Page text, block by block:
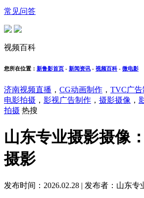
常见问答
视频百科
您所在位置： 新鲁影首页 - 新闻资讯 - 视频百科 - 微电影
济南视频直播 ， CG动画制作 ， TVC广告
电影拍摄 ， 影视广告制作 ， 摄影摄像 ，
拍摄 热搜
山东专业摄影摄像
摄影
发布时间：2026.02.28 | 发布者：山东专